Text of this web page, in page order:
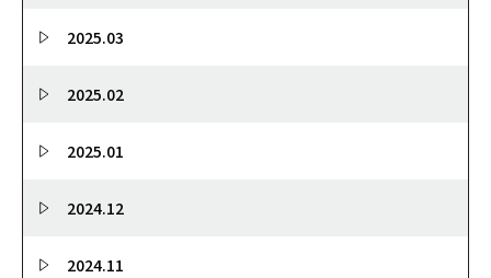
2025.03
2025.02
2025.01
2024.12
2024.11